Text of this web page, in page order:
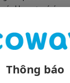
khu vực có áp
264L là một
nhận loại bỏ 100
đã được Hiệp
Plus CHP-264L.
Thông báo